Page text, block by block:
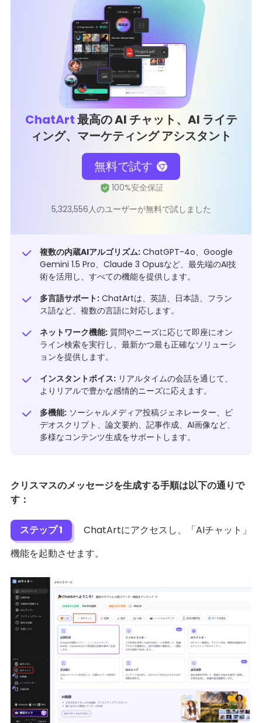
ChatArt最高の AI チャット、AI ライテ
ィング、マーケティング アシスタント
無料で試す
5,323,556人のユーザーが無料で試しました
複数の内蔵AIアルゴリズム: ChatGPT-4o、Google
Gemini 1.5 Pro、Claude 3 Opusなど、最先端のAI技
術を活用し、すべての機能を提供します。
多言語サポート: ChatArtは、英語、日本語、フラン
ス語など、複数の言語に対応します。
ネットワーク機能: 質問やニーズに応じて即座にオン
ライン検索を実行し、最新かつ最も正確なソリューシ
ョンを提供します。
インスタントボイス: リアルタイムの会話を通じて、
よりリアルで豊かな感情的ニーズに応えます。
多機能: ソーシャルメディア投稿ジェネレーター、ビ
デオスクリプト、論文要約、記事作成、AI画像など、
多様なコンテンツ生成をサポートします。
クリスマスのメッセージを生成する手順は以下の通りで
す：
ステップ 1
ChatArtにアクセスし、「AIチャット」
機能を起動させます。